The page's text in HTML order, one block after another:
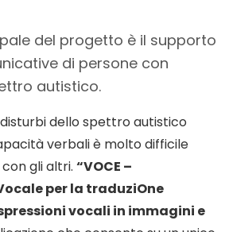
del progetto è il supporto
di persone con
autistico.
dello spettro autistico
verbali è molto difficile
gli altri. “VOCE –
per la traduziOne
vocali in immagini e